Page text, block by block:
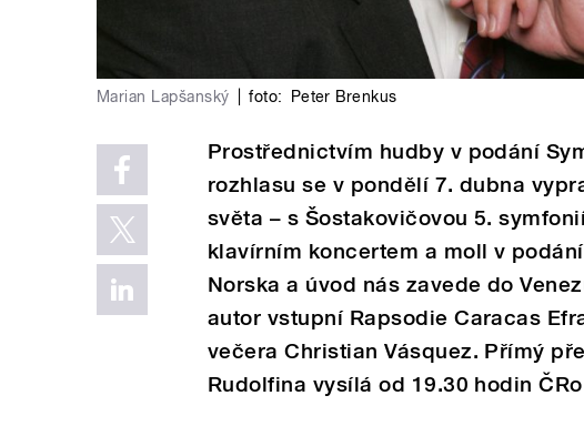
Marian Lapšanský foto: Peter Brenkus
Prostřednictvím hudby v podání
rozhlasu se v pondělí 7. dubna
světa – s Šostakovičovou 5.
klavírním koncertem a moll v
Norska a úvod nás zavede do
autor vstupní Rapsodie Caracas
večera Christian Vásquez. Přímý
Rudolfina vysílá od 19.30 hodin